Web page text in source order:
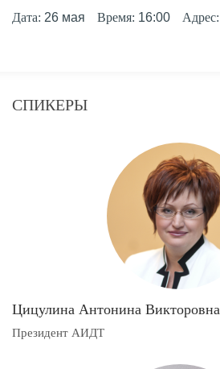
Дата: 26 мая Время: 16:00 Адрес:
СПИКЕРЫ
Цицулина Антонина Викторовна
Президент АИДТ